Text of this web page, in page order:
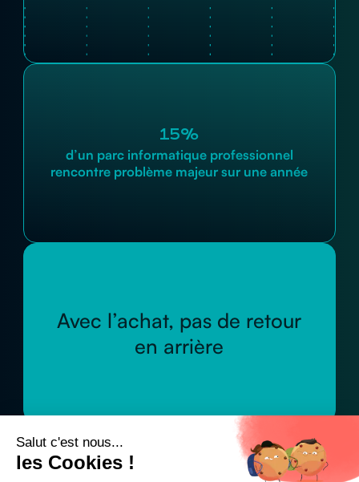
Salut c'est nous...
les Cookies !
15%
d’un parc informatique professionnel
rencontre problème majeur sur une année
Avec l’achat, pas de retour
en arrière